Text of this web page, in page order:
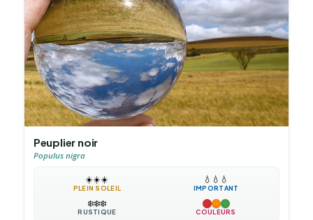
Peuplier noir
Populus nigra
☀️☀️☀️
PLEIN SOLEIL
💧 💧 💧
IMPORTANT
❄️❄️❄️
RUSTIQUE COULEURS